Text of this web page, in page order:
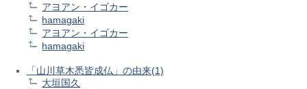
アヨアン・イゴカー
hamagaki
アヨアン・イゴカー
hamagaki
「山川草木悉皆成仏」の由来(1)
大垣国久